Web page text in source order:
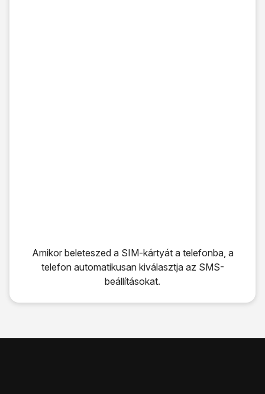
Amikor beleteszed a SIM-kártyát a telefonba, a
telefon automatikusan kiválasztja az SMS-
beállításokat.
Amikor beleteszed a SIM-kártyát a telefonba, a telefon